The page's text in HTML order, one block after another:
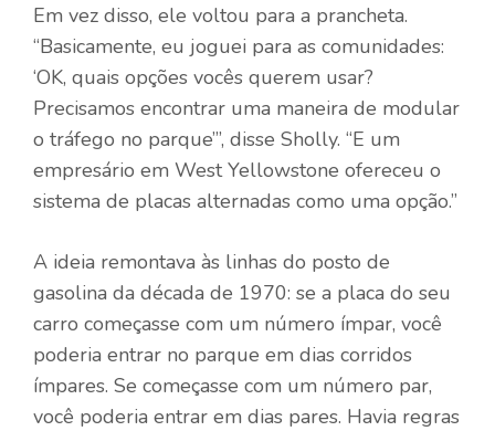
Em vez disso, ele voltou para a prancheta.
“Basicamente, eu joguei para as comunidades:
‘OK, quais opções vocês querem usar?
Precisamos encontrar uma maneira de modular
o tráfego no parque’”, disse Sholly. “E um
empresário em West Yellowstone ofereceu o
sistema de placas alternadas como uma opção.”
A ideia remontava às linhas do posto de
gasolina da década de 1970: se a placa do seu
carro começasse com um número ímpar, você
poderia entrar no parque em dias corridos
ímpares. Se começasse com um número par,
você poderia entrar em dias pares. Havia regras